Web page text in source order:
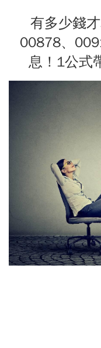
有多少錢
00878、
息！1公式